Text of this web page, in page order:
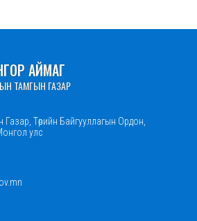
АЙМАГ
ТАМГЫН ГАЗАР
Төрийн Байгууллагын Ордон,
улс